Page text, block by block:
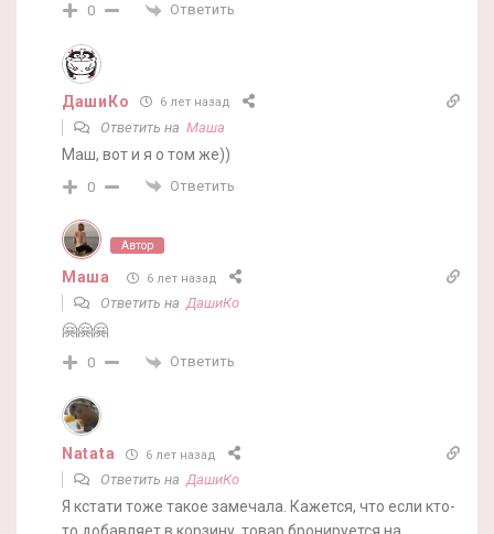
0 Ответить
ДашиКо 6 лет назад
Ответить на Маша
Маш, вот и я о том же))
0 Ответить
Автор
Маша 6 лет назад
Ответить наДашиКо
🤗🤗🤗
0 Ответить
Natata 6 лет назад
Ответить наДашиКо
Я кстати тоже такое замечала. Кажется, что если кто-